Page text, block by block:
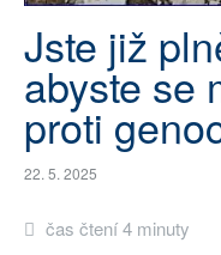
AUTOŘI
PŘÍSPĚVKY NA PROVOZ
SOCIÁLNÍ SÍTĚ
RUBRIKY
PLNÁ VERZE STRÁNEK
Jste již
abyste se
proti
22. 5. 2025
čas čtení 4 minuty